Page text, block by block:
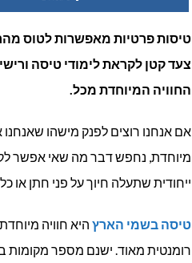
טיסות פרטיות מאפשרות לטוס מהר
צעד קטן לקראת לימודי טיסה
החוויה המיוחדת מכל.
אם אנחנו רוצים לפנק מישהו
מיוחדת, נחפש דבר מה שאי אפשר
ייחודית שתעלה חיוך על פני חתן או
טיסה בשמי הארץ היא חוויה
רומנטית מאוד. ישנם מספר מקומות